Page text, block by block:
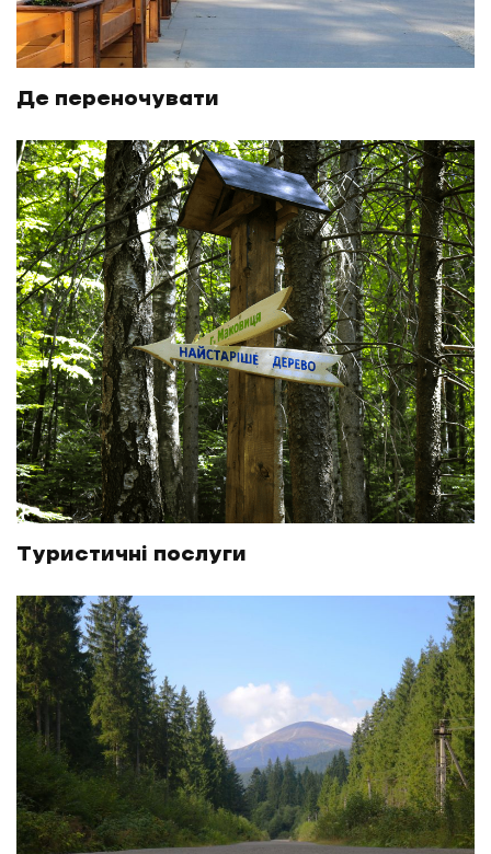
Де переночувати
Туристичні послуги